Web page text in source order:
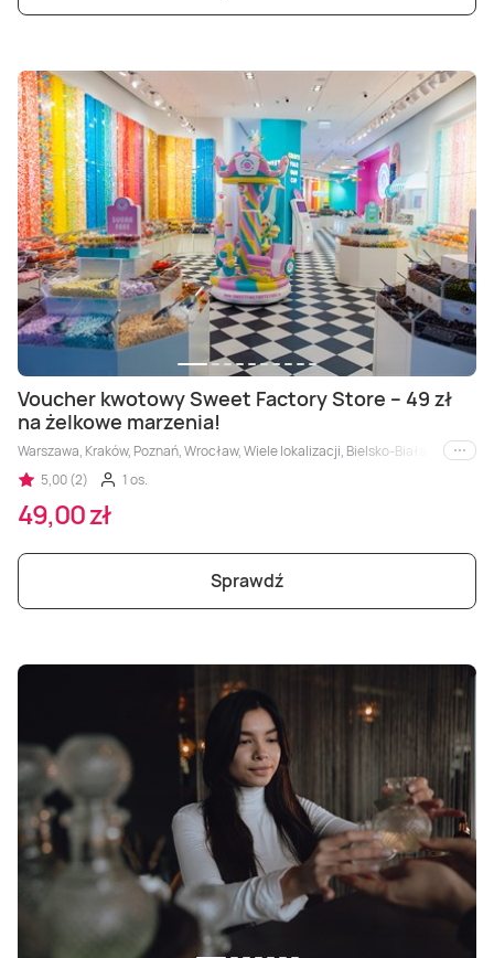
Voucher kwotowy Sweet Factory Store – 49 zł
na żelkowe marzenia!
Warszawa, Kraków, Poznań, Wrocław, Wiele lokalizacji, Bielsko-Biała,
i inne
5,00 (2)
1 os.
49,00 zł
Sprawdź